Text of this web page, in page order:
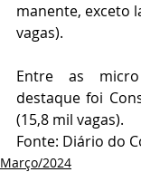
manente, exceto
vagas).
Entre as
destaque foi
(15,8 mil vagas).
Fonte: Diário do
Março/2024